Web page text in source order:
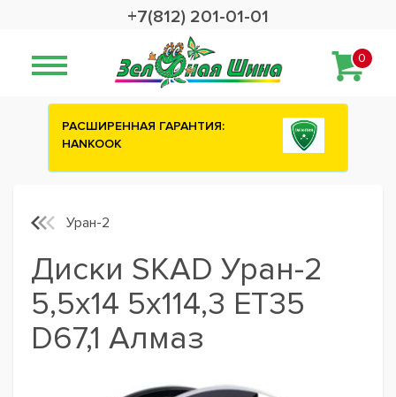
+7(812) 201-01-01
0
РАСШИРЕННАЯ ГАРАНТИЯ:
HANKOOK
Сashback 2500
шины ATTAR
Уран-2
Диски SKAD Уран-2
5,5x14 5x114,3 ET35
D67,1 Алмаз